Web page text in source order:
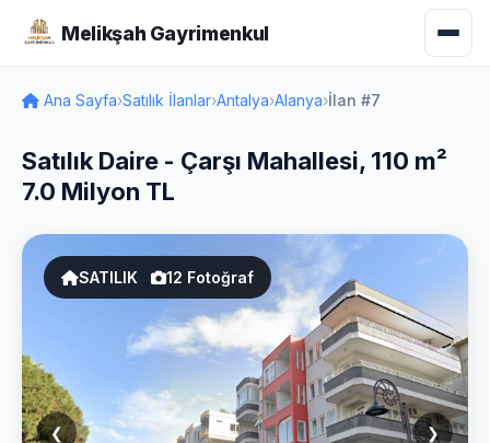
Melikşah Gayrimenkul
Ana Sayfa›Satılık İlanlar›Antalya›Alanya›İlan #7
Satılık Daire - Çarşı Mahallesi, 110 m²
7.0 Milyon TL
❮ ❯
SATILIK 12 Fotoğraf